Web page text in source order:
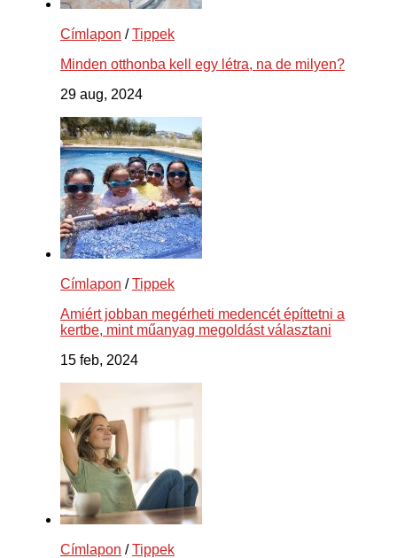
Címlapon /Tippek
Minden otthonba kell egy létra, na de milyen?
29 aug, 2024
Címlapon /Tippek
Amiért jobban megérheti medencét építtetni a
kertbe, mint műanyag megoldást választani
15 feb, 2024
Címlapon /Tippek